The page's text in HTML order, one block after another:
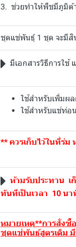
3. ช่วยทำให้พืชมีภูมิต้
ชุดแช่พันธุ์ 1 ชุด จะมีสิ
มีเอกสารวิธีการใ
ใช้สำหรับเพิ่มผ
ใช้สำหรับแช่ท่อ
** ควรเก็บไว้ในที่ร่ม
ห้ามรับประทาน เ
ทันทีเป็นเวลา 10 น
หมายเหตุ**การสั่งซื้
ชุดแช่พันธุ์สูตรเดิม มี